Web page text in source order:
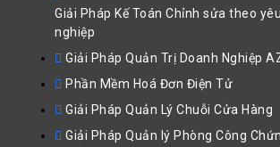
Giải Pháp Kế Toán Chỉnh sửa theo
nghiệp
Giải Pháp Quản Trị Doanh Nghiệp
Phần Mềm Hoá Đơn Điện Tử
Giải Pháp Quản Lý Chuỗi Cửa Hàng
Giải Pháp Quản lý Phòng Công